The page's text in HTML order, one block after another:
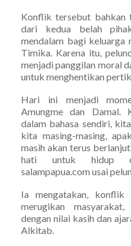
Konflik tersebut bahkan
dari kedua belah
mendalam bagi keluarga
Timika. Karena itu,
menjadi panggilan moral
untuk menghentikan
Hari ini menjadi
Amungme dan Damal.
dalam bahasa sendiri,
kita masing-masing,
masih akan terus
hati untuk hidup
salampapua.com usai
Ia mengatakan,
merugikan
dengan nilai kasih dan
Alkitab.